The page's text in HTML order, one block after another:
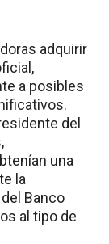
adquirir
a posibles
del
una
la
Banco
al tipo de